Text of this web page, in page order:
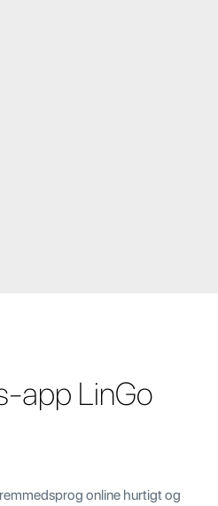
app LinGo
online hurtigt og